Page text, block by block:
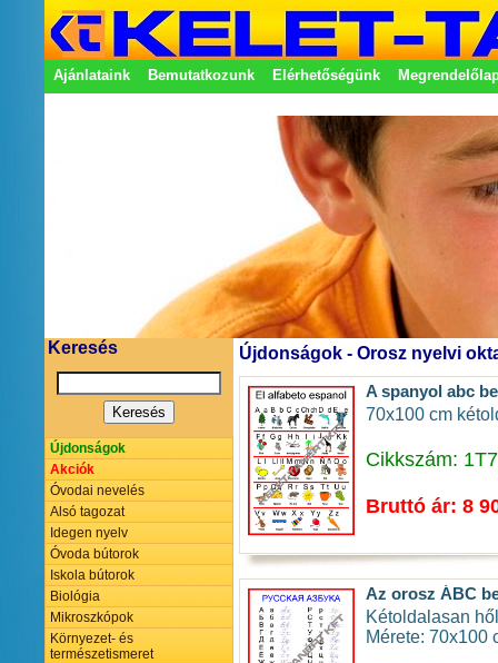
Ajánlataink Bemutatkozunk Elérhetőségünk
Keresés
Újdonságok
Akciók
Óvodai nevelés
Alsó tagozat
Idegen nyelv
Óvoda bútorok
Iskola bútorok
Biológia
Mikroszkópok
Környezet- és
természetismeret
Újdonságok - Orosz nyelvi
A spanyol abc
70x100 cm
Cikkszám:
Bruttó ár: 8
Az orosz ÁBC
Kétoldalasan
Mérete: 70x100